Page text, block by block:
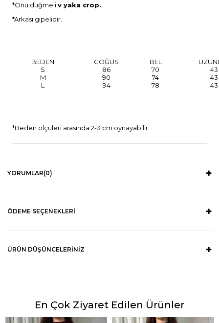
*Önü düğmeliv yaka crop.
*Arkası gipelidir.
BEDEN GÖĞÜS BEL
S
86 70
43
M
90 74
43
L
94 78 43
*Beden ölçüleri arasında 2-3 cm oynayabilir.
YORUMLAR(0)
ÖDEME SEÇENEKLERI
ÜRÜN DÜŞÜNCELERINIZ
En Çok Ziyaret Edilen Ürünler